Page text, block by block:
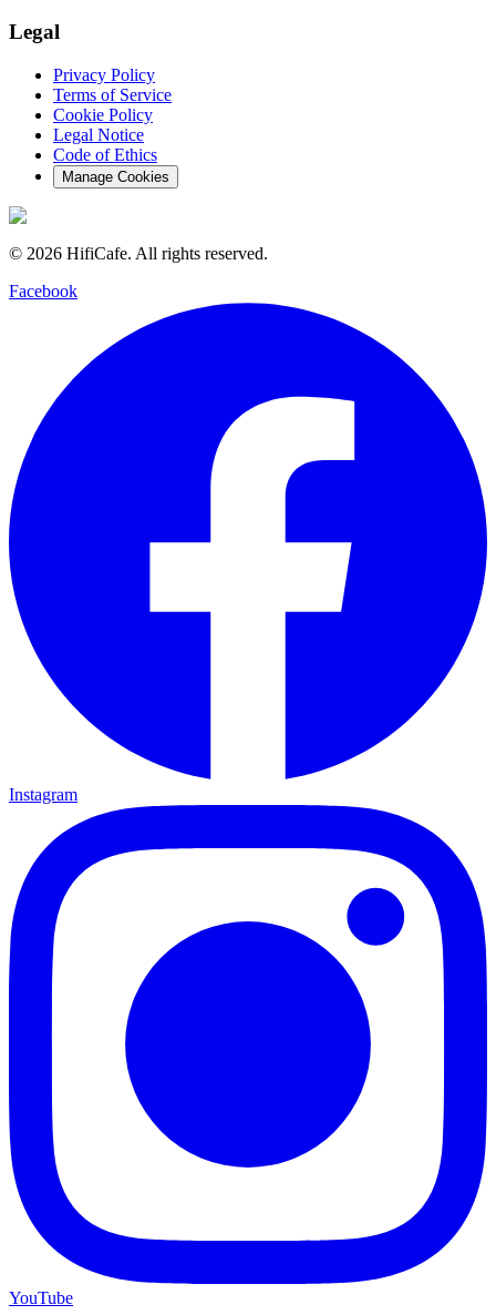
Legal
Privacy Policy
Terms of Service
Cookie Policy
Legal Notice
Code of Ethics
Manage Cookies
© 2026 HifiCafe. All rights reserved.
Facebook
Instagram
YouTube